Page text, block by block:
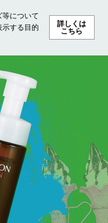
等について
する目的
詳しくは
こちら
ファッション ビューテ